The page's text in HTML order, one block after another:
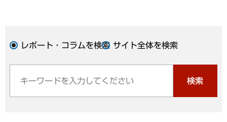
レポート・コラムを検索 サイト全体を検索
検索